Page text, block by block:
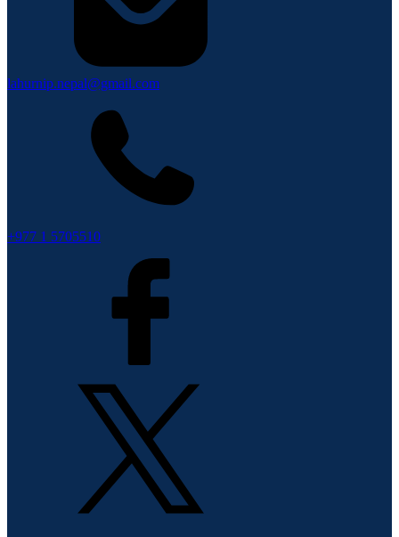
lahurnip.nepal@gmail.com
+977 1 5705510